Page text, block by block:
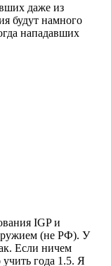
даже из
будут намного
нападавших
IGP и
(не РФ). У
Если ничем
учить года 1.5. Я